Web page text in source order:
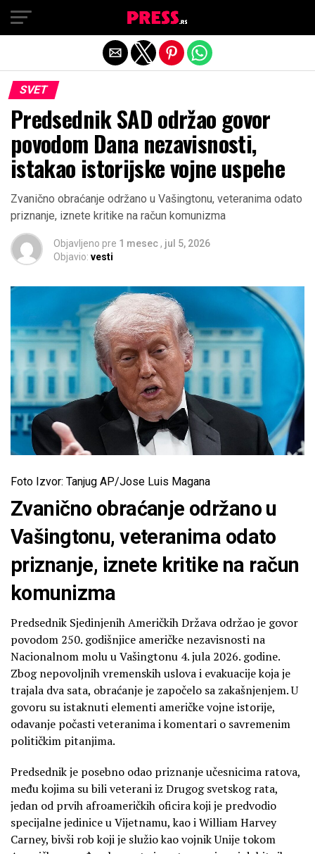
SVET
Predsednik SAD održao govor
povodom Dana nezavisnosti,
istakao istorijske vojne uspehe
Zvanično obraćanje održano u Vašingtonu, veteranima odato
priznanje, iznete kritike na račun komunizma
Objavljeno pre 1 mesec , jul 5, 2026
Objavio: vesti
Foto Izvor: Tanjug AP/Jose Luis Magana
Zvanično obraćanje održano u
Vašingtonu, veteranima odato
priznanje, iznete kritike na račun
komunizma
Predsednik Sjedinjenih Američkih Država održao je govor
povodom 250. godišnjice američke nezavisnosti na
Nacionalnom molu u Vašingtonu 4. jula 2026. godine.
Zbog nepovoljnih vremenskih uslova i evakuacije koja je
trajala dva sata, obraćanje je započelo sa zakašnjenjem. U
govoru su istaknuti elementi američke vojne istorije,
odavanje počasti veteranima i komentari o savremenim
političkim pitanjima.
Predsednik je posebno odao priznanje učesnicima ratova,
među kojima su bili veterani iz Drugog svetskog rata,
jedan od prvih afroameričkih oficira koji je predvodio
specijalne jedinice u Vijetnamu, kao i William Harvey
Carney, bivši rob koji je služio kao vojnik Unije tokom
Exit mobile version